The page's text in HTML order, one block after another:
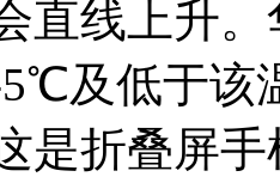
直线上升
及低于该
是折叠屏